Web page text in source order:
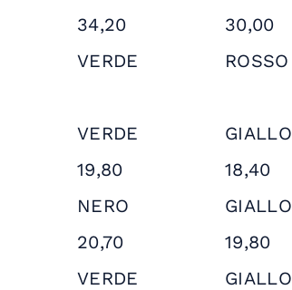
34,20 30,00
VERDE ROSSO
VERDE GIALLO
19,80 18,40
NERO GIALLO
20,70 19,80
VERDE GIALLO